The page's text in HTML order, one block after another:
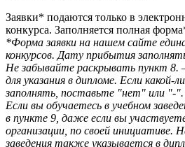
Заявки* подаются только в
конкурса. Заполняется полная
*Форма заявки на нашем сайте
конкурсов. Дату прибытия
Не забывайте раскрывать пункт
для указания в дипломе. Если какой-
заполнять, поставьте "нет" или "-".
Если вы обучаетесь в учебном
в пункте 9, даже если вы
организации, по своей инициативе.
заведения также указывается в